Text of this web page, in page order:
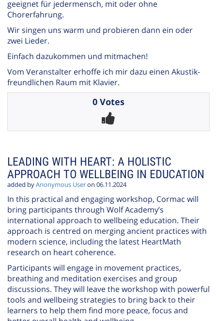
geeignet für jedermensch, mit oder ohne
Chorerfahrung.
Wir singen uns warm und probieren dann ein oder
zwei Lieder.
Einfach dazukommen und mitmachen!
Vom Veranstalter erhoffe ich mir dazu einen Akustik-
freundlichen Raum mit Klavier.
0 Votes
LEADING WITH HEART: A HOLISTIC
APPROACH TO WELLBEING IN EDUCATION
added byAnonymous Useron 06.11.2024
In this practical and engaging workshop, Cormac will
bring participants through Wolf Academy’s
international approach to wellbeing education. Their
approach is centred on merging ancient practices with
modern science, including the latest HeartMath
research on heart coherence.
Participants will engage in movement practices,
breathing and meditation exercises and group
discussions. They will leave the workshop with powerful
tools and wellbeing strategies to bring back to their
learners to help them find more peace, focus and